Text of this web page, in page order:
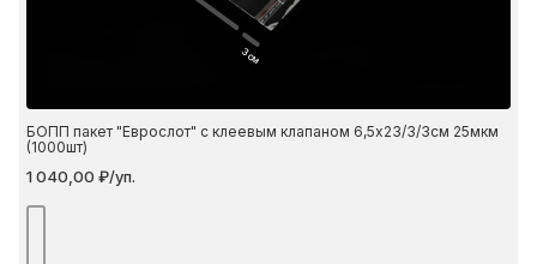
3 см
БОПП пакет "Еврослот" с клеевым клапаном 6,5х23/3/3см 25мкм
(1000шт)
1 040,00 ₽/уп.